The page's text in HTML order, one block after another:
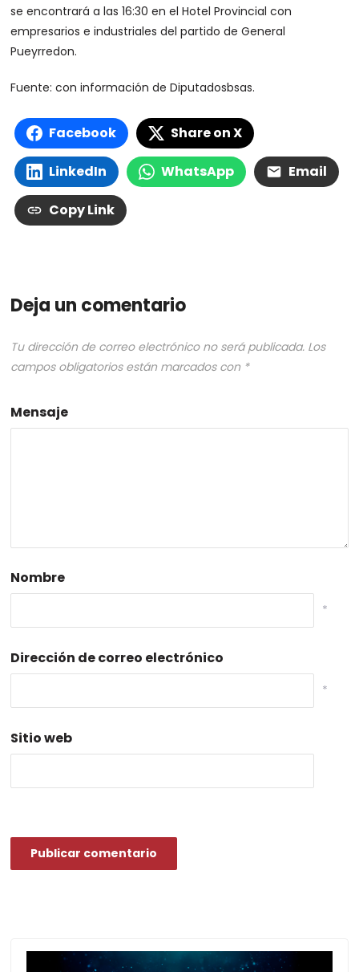
se encontrará a las 16:30 en el Hotel Provincial con
empresarios e industriales del partido de General
Pueyrredon.
Fuente: con información de Diputadosbsas.
Facebook Share on X
LinkedIn WhatsApp Email
Copy Link
Deja un comentario
Tu dirección de correo electrónico no será publicada. Los
campos obligatorios están marcados con *
Mensaje
Nombre
*
Dirección de correo electrónico
*
Sitio web